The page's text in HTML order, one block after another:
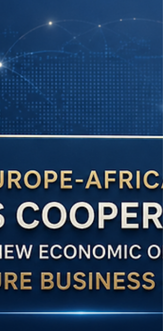
يمكن قراءته أيضاً كنافذة تعليمية لفهم الطريقة
التي تتداخل بها الثقة بالنفس، والصورة
والتوقيت، والانطباع العام، والقدرة على الإقناع
في صناعة القرار. يقدّم المقال قراءة إيجابية
ومنظمة للكتاب، مع التركيز على ما